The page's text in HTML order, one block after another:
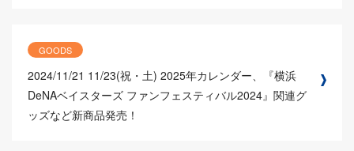
GOODS
2024/11/21 11/23(祝・土) 2025年カレンダー、『横浜
DeNAベイスターズ ファンフェスティバル2024』関連グ
ッズなど新商品発売！